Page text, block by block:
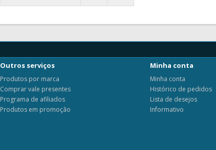
Outros serviços
Produtos por marca
Comprar vale presentes
Programa de afiliados
Produtos em promoção
Minha conta
Minha conta
Histórico de pedidos
Lista de desejos
Informativo